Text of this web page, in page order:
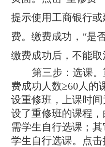
提示使用工商银行
费。缴费成功，“是
缴费成功后，不能取
第三步：选课
费成功人数≥60 人的
设重修班，上课时
设了重修班的课程
需学生自行选课；
学生自行选课。点